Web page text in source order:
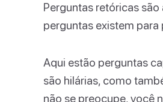
Perguntas retóricas
perguntas existem
Aqui estão perguntas
são hilárias, como
não se preocupe, você